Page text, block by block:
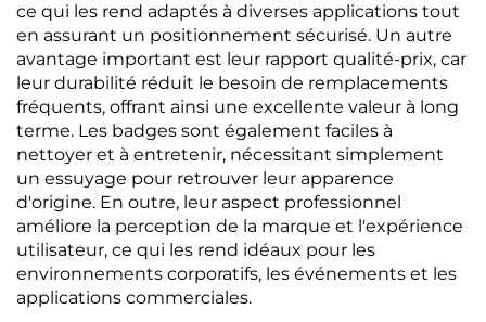
ce qui les rend adaptés à diverses applications tout
en assurant un positionnement sécurisé. Un autre
avantage important est leur rapport qualité-prix, car
leur durabilité réduit le besoin de remplacements
fréquents, offrant ainsi une excellente valeur à long
terme. Les badges sont également faciles à
nettoyer et à entretenir, nécessitant simplement
un essuyage pour retrouver leur apparence
d'origine. En outre, leur aspect professionnel
améliore la perception de la marque et l'expérience
utilisateur, ce qui les rend idéaux pour les
environnements corporatifs, les événements et les
applications commerciales.